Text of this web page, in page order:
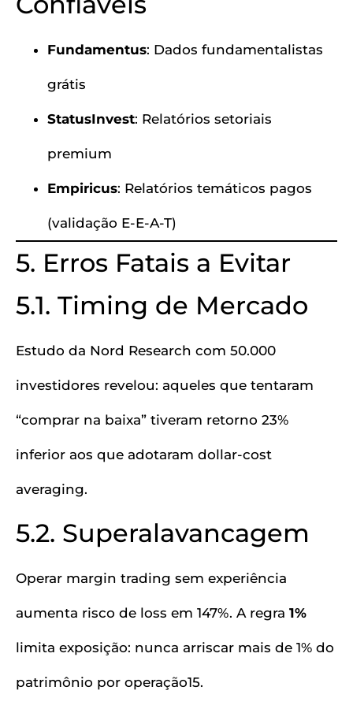
Fundamentus: Dados fundamentalistas
grátis
StatusInvest: Relatórios setoriais
premium
Empiricus: Relatórios temáticos pagos
(validação E-E-A-T)
5. Erros Fatais a Evitar
5.1. Timing de Mercado
Estudo da Nord Research com 50.000
investidores revelou: aqueles que tentaram
“comprar na baixa” tiveram retorno 23%
inferior aos que adotaram dollar-cost
averaging.
5.2. Superalavancagem
Operar margin trading sem experiência
aumenta risco de loss em 147%. A regra 1%
limita exposição: nunca arriscar mais de 1% do
patrimônio por operação15.